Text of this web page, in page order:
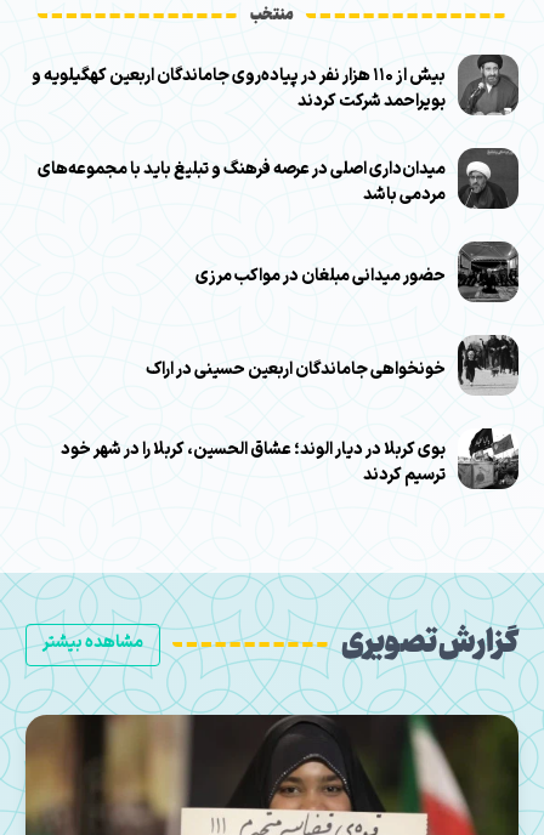
منتخب
بیش از ۱۱۰ هزار نفر در پیاده‌روی جاماندگان اربعین کهگیلویه و
بویراحمد شرکت کردند
میدان‌داری اصلی در عرصه فرهنگ و تبلیغ باید با مجموعه‌های
مردمی باشد
حضور میدانی مبلغان در مواکب مرزی
خونخواهی جاماندگان اربعین حسینی در اراک
بوی کربلا در دیار الوند؛ عشاق الحسین، کربلا را در شهر خود
ترسیم کردند
مشاهده بیشتر گزارش تصویری